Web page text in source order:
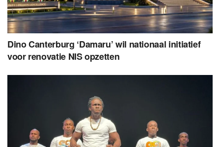
Dino Canterburg ‘Damaru’ wil nationaal initiatief
voor renovatie NIS opzetten